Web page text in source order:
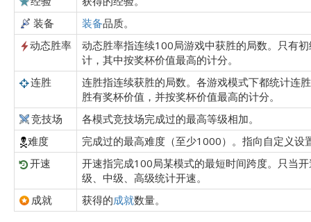
装备
装备品质。
动态胜率
动态胜率指连续100局游戏中获胜的局数。只有
计，其中按奖杯价值最高的计分。
连胜
连胜指连续获胜的局数。各游戏模式下都统计连
胜有奖杯价值，并按奖杯价值最高的计分。
竞技场
各模式竞技场完成过的最高等级相加。
难度
完成过的最高难度（至少1000）。指向自定义设
开速
开速指完成100局某模式的最短时间跨度。只当
级、中级、高级统计开速。
成就
获得的成就数量。